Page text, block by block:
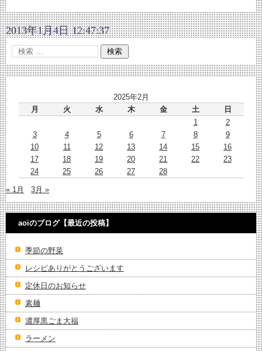
2013年1月4日 12:47:37
2025年2月
月
火 水 木 金 土
日
1
2
3
4 5 6 7 8
9
10
11 12 13 14 15
16
17
18 19 20 21 22
23
24
25 26 27 28
« 1月 3月 »
aoiのブログ【最近の投稿】
季節の野菜
レシピありがとうございます
定休日のお知らせ
素麺
濃厚黒ごま大福
ラーメン